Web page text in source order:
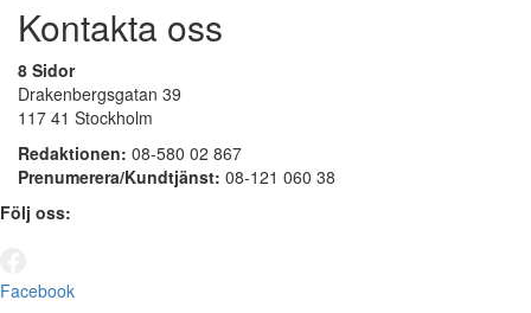
Kontakta oss
8 Sidor
Drakenbergsgatan 39
117 41 Stockholm
Redaktionen: 08-580 02 867
Prenumerera/Kundtjänst: 08-121 060 38
Följ oss:
Facebook